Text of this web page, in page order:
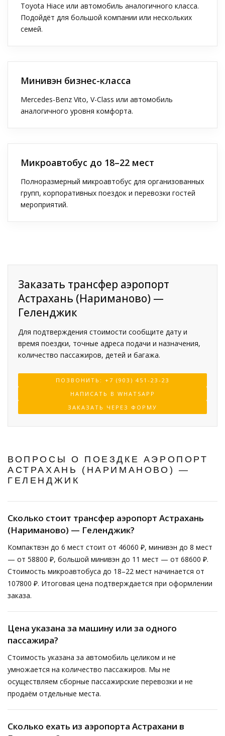
Toyota Hiace или автомобиль аналогичного класса.
Подойдёт для большой компании или нескольких
семей.
Минивэн бизнес-класса
Mercedes-Benz Vito, V-Class или автомобиль
аналогичного уровня комфорта.
Микроавтобус до 18–22 мест
Полноразмерный микроавтобус для организованных
групп, корпоративных поездок и перевозки гостей
мероприятий.
Заказать трансфер аэропорт
Астрахань (Нариманово) —
Геленджик
Для подтверждения стоимости сообщите дату и
время поездки, точные адреса подачи и назначения,
количество пассажиров, детей и багажа.
ПОЗВОНИТЬ: +7 (903) 451-23-23
НАПИСАТЬ В WHATSAPP
ЗАКАЗАТЬ ЧЕРЕЗ ФОРМУ
ВОПРОСЫ О ПОЕЗДКЕ АЭРОПОРТ
АСТРАХАНЬ (НАРИМАНОВО) —
ГЕЛЕНДЖИК
Сколько стоит трансфер аэропорт Астрахань
(Нариманово) — Геленджик?
Компактвэн до 6 мест стоит от 46060 ₽, минивэн до 8 мест
— от 58800 ₽, большой минивэн до 11 мест — от 68600 ₽.
Стоимость микроавтобуса до 18–22 мест начинается от
107800 ₽. Итоговая цена подтверждается при оформлении
заказа.
Цена указана за машину или за одного
пассажира?
Стоимость указана за автомобиль целиком и не
умножается на количество пассажиров. Мы не
осуществляем сборные пассажирские перевозки и не
продаём отдельные места.
Сколько ехать из аэропорта Астрахани в